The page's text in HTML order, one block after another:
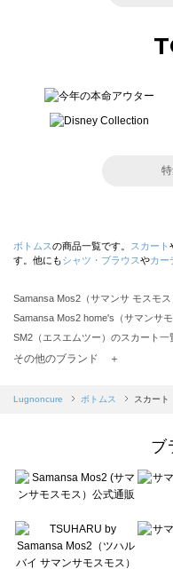
ボトムスの商品一覧です。 スカート
す。他にもシャツ・ブラウスやカー
Samansa Mos2（サマンサ モスモ
Samansa Mos2 home's（サマンサ
SM2（エスエムツー）のスカート一
TSUHARU by Samansa Mos2（ツ
Samansa Mos2 blue（サマンサモス
sō4ū（ソウフォーユー）のスカー
Te chichi（テチチ）のスカート一覧
Te chichi CLASSIC（テチチ クラシ
Lugnoncure（ルノンキュール）の
BETTY'S BLUE（べティーズブルー
その他のブランド ＋
Lugnoncure ボトムス スカート
ブ